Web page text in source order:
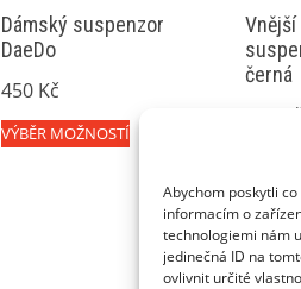
Abychom poskytli
informacím o
technologiemi nám
jedinečná ID na
ovlivnit určité
Dámský suspenzor
DaeDo
450 Kč
VÝBĚR MOŽNOSTÍTento
variant.
černá